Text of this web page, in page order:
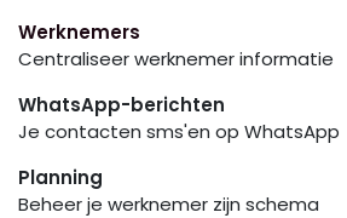
Werknemers
Centraliseer werknemer informatie
WhatsApp-berichten
Je contacten sms'en op WhatsApp
Planning
Beheer je werknemer zijn schema